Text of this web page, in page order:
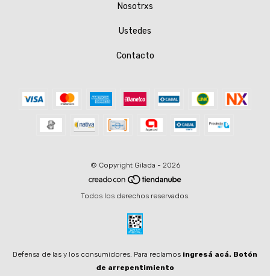
Nosotrxs
Ustedes
Contacto
© Copyright Gilada - 2026
Todos los derechos reservados.
Defensa de las y los consumidores. Para reclamos ingresá acá. Botón
de arrepentimiento